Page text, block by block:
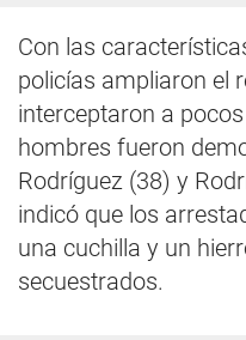
Con las
policías ampliaron el
interceptaron a
hombres fueron
Rodríguez (38) y
indicó que los
una cuchilla y un
secuestrados.